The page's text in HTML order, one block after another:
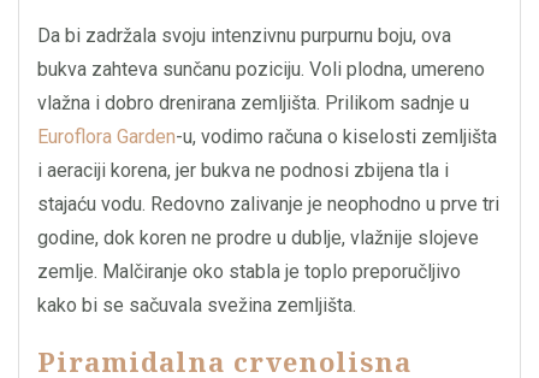
Da bi zadržala svoju intenzivnu purpurnu boju, ova
bukva zahteva sunčanu poziciju. Voli plodna, umereno
vlažna i dobro drenirana zemljišta. Prilikom sadnje u
Euroflora Garden-u, vodimo računa o kiselosti zemljišta
i aeraciji korena, jer bukva ne podnosi zbijena tla i
stajaću vodu. Redovno zalivanje je neophodno u prve tri
godine, dok koren ne prodre u dublje, vlažnije slojeve
zemlje. Malčiranje oko stabla je toplo preporučljivo
kako bi se sačuvala svežina zemljišta.
Piramidalna crvenolisna